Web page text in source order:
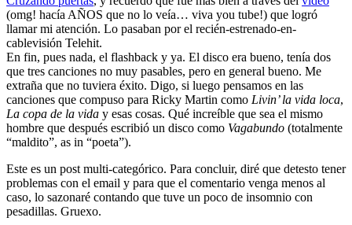
(omg! hacía AÑOS que no lo veía… viva you tube!) que logró
llamar mi atención. Lo pasaban por el recién-estrenado-en-
cablevisión Telehit.
En fin, pues nada, el flashback y ya. El disco era bueno, tenía dos
que tres canciones no muy pasables, pero en general bueno. Me
extraña que no tuviera éxito. Digo, si luego pensamos en las
canciones que compuso para Ricky Martin como Livin’ la vida loca,
La copa de la vida y esas cosas. Qué increíble que sea el mismo
hombre que después escribió un disco como Vagabundo (totalmente
“maldito”, as in “poeta”).
Este es un post multi-categórico. Para concluir, diré que detesto tener
problemas con el email y para que el comentario venga menos al
caso, lo sazonaré contando que tuve un poco de insomnio con
pesadillas. Gruexo.